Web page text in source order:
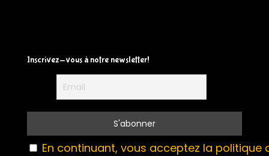
Inscrivez-vous à notre newsletter!
En continuant, vous acceptez la politique